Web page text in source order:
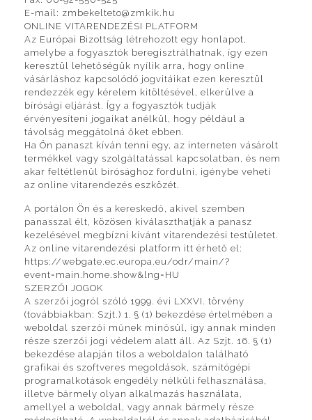
E-mail: zmbekelteto@zmkik.hu
ONLINE VITARENDEZÉSI PLATFORM
Az Európai Bizottság létrehozott egy honlapot,
amelybe a fogyasztók beregisztrálhatnak, így ezen
keresztül lehetőségük nyílik arra, hogy online
vásárláshoz kapcsolódó jogvitáikat ezen keresztül
rendezzék egy kérelem kitöltésével, elkerülve a
bírósági eljárást. Így a fogyasztók tudják
érvényesíteni jogaikat anélkül, hogy például a
távolság meggátolná őket ebben.
Ha Ön panaszt kíván tenni egy, az interneten vásárolt
termékkel vagy szolgáltatással kapcsolatban, és nem
akar feltétlenül bírósághoz fordulni, igénybe veheti
az online vitarendezés eszközét.
A portálon Ön és a kereskedő, akivel szemben
panasszal élt, közösen kiválaszthatják a panasz
kezelésével megbízni kívánt vitarendezési testületet.
Az online vitarendezési platform itt érhető el:
https://webgate.ec.europa.eu/odr/main/?
event=main.home.show&lng=HU
SZERZŐI JOGOK
A szerzői jogról szóló 1999. évi LXXVI. törvény
(továbbiakban: Szjt.) 1. § (1) bekezdése értelmében a
weboldal szerzői műnek minősül, így annak minden
része szerzői jogi védelem alatt áll. Az Szjt. 16. § (1)
bekezdése alapján tilos a weboldalon található
grafikai és szoftveres megoldások, számítógépi
programalkotások engedély nélküli felhasználása,
illetve bármely olyan alkalmazás használata,
amellyel a weboldal, vagy annak bármely része